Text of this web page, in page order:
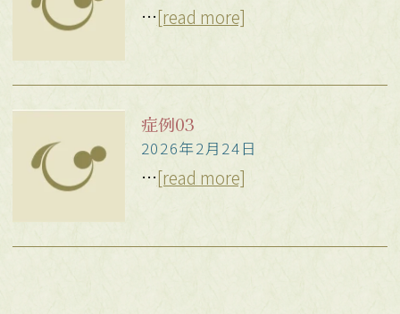
…[read more]
症例03
2026年2月24日
…[read more]